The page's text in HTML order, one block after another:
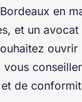
en
et un
ouvrir
de